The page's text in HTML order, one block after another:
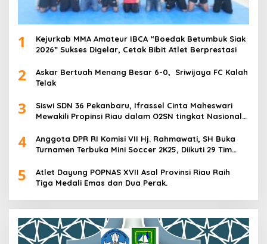
1
Kejurkab MMA Amateur IBCA “Boedak Betumbuk Siak
2026” Sukses Digelar, Cetak Bibit Atlet Berprestasi
2
Askar Bertuah Menang Besar 6-0, Sriwijaya FC Kalah
Telak
3
Siswi SDN 36 Pekanbaru, Ifrassel Cinta Maheswari
Mewakili Propinsi Riau dalam O2SN tingkat Nasional
4
Anggota DPR RI Komisi VII Hj. Rahmawati, SH Buka
Turnamen Terbuka Mini Soccer 2K25, Diikuti 29 Tim
5
Atlet Dayung POPNAS XVII Asal Provinsi Riau Raih
Tiga Medali Emas dan Dua Perak.